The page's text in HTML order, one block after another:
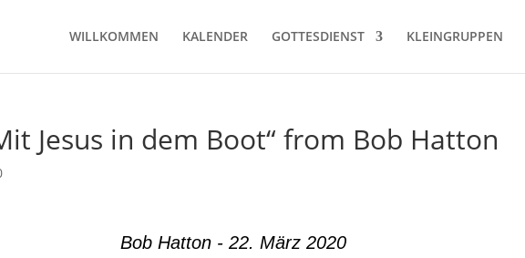
WILLKOMMEN KALENDER GOTTESDIENST KLEINGRUPPEN
Jesus in dem Boot“ from Bob Hatton
Bob Hatton - 22. März 2020